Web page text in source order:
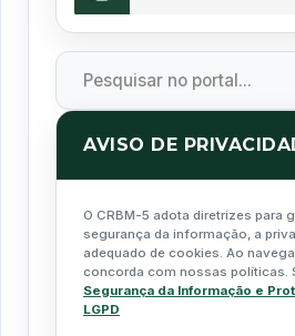
AVISO DE
O CRBM-5 adota diretrizes para
segurança da informação, a
adequado de cookies. Ao
concorda com nossas políticas.
Segurança da Informação e
LGPD